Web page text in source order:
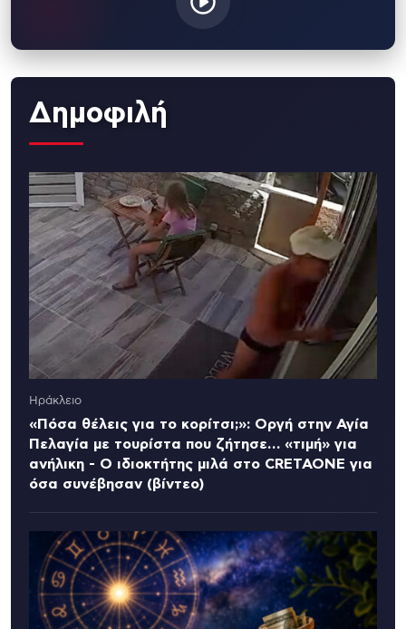
Δημοφιλή
Ηράκλειο
«Πόσα θέλεις για το κορίτσι;»: Οργή στην Αγία
Πελαγία με τουρίστα που ζήτησε… «τιμή» για
ανήλικη - Ο ιδιοκτήτης μιλά στο CRETAONE για
όσα συνέβησαν (βίντεο)